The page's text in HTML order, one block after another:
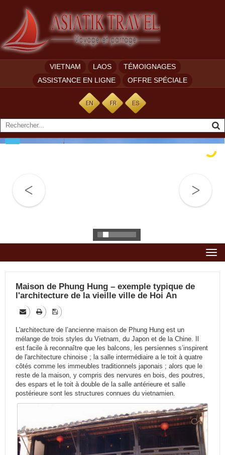
VIETNAM LAOS
TÉMOIGNAGES
ASSISTANCE EN LIGNE
OFFRE SPÉCIALE
Maison de Phung Hung – exemple typique de
l'architecture de la vieille ville de Hoi An
L'architecture de l’ancienne maison de Phung Hung est un
mélange de trois styles du Vietnam, du Japon et de la Chine. Il
est facile à reconnaître que les balcons, les persiennes s’inspirent
de l'architecture chinoise ; la salle intermédiaire a le toit à quatre
côtés comme les immeubles traditionnels japonais ; alors que le
reste de la maison, y compris des nervures en bois, des poutres,
des espars et le toit à double de la salle antérieure et salle
postérieure sont les structures connues du vietnamien.